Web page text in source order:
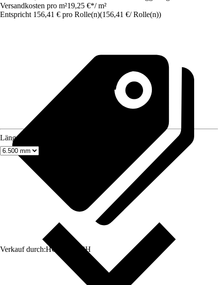
Versandkosten pro m²19,25 €*/ m²
Entspricht 156,41 € pro Rolle(n)(156,41 €/ Rolle(n))
Verkauf durch:HORNBACH
Länge